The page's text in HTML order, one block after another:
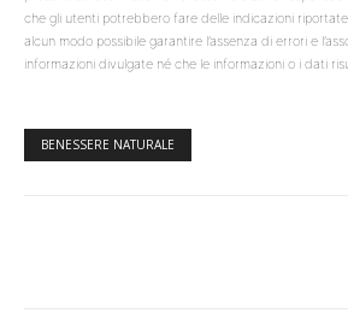
che gli utenti potrebbero fare delle indicazioni
alcun modo possibile garantire l’assenza di errori e
informazioni divulgate né che le informazioni o i dati
BENESSERE NATURALE